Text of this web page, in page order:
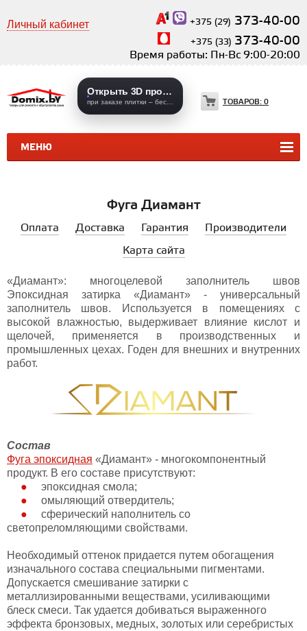
Личный кабинет +375 (29) 373-40-00
+375 (33) 373-40-00
Время работы: Пн-Вс 9:00-20:00
МЕНЮ
Открыть 3D проекты
ТОВАРОВ: 0
КЕРАМИЧЕСКАЯ ПЛИТКА
Фуга Диамант
Оплата Доставка Гарантия
Производители
Карта сайта
«Диамант»: многоцелевой заполнитель швов
Эпоксидная затирка «Диамант» - универсальный
заполнитель швов. Используется в помещениях с
высокой влажностью, выдерживает влияние кислот и
щелочей, применяется в производственных и
промышленных цехах. Годен для внешних и внутренних
работ.
Состав
Фуга эпоксидная «Диамант» - многокомпонентный
продукт. В его составе присутствуют:
эпоксидная смола;
омыляющий отвердитель;
сферический наполнитель со
светопреломляющими свойствами.
Необходимый оттенок придается путем обогащения
изначального состава специальными пигментами.
Допускается смешивание затирки с
металлизированными веществами, усиливающими
блеск смеси. Так удается добиваться выраженного
эффекта бронзовых, медных, золотых или серебристых